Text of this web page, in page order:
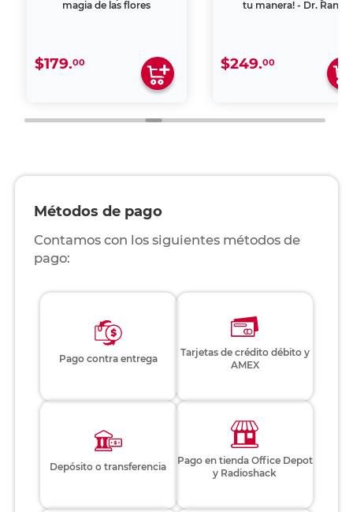
magia de las flores
$179.00
tu manera! - Dr. Ranj
$249.00
Métodos de pago
Contamos con los siguientes métodos de
pago:
Pago contra entrega
Tarjetas de crédito débito y
AMEX
Depósito o transferencia
Pago en tienda Office Depot
y Radioshack